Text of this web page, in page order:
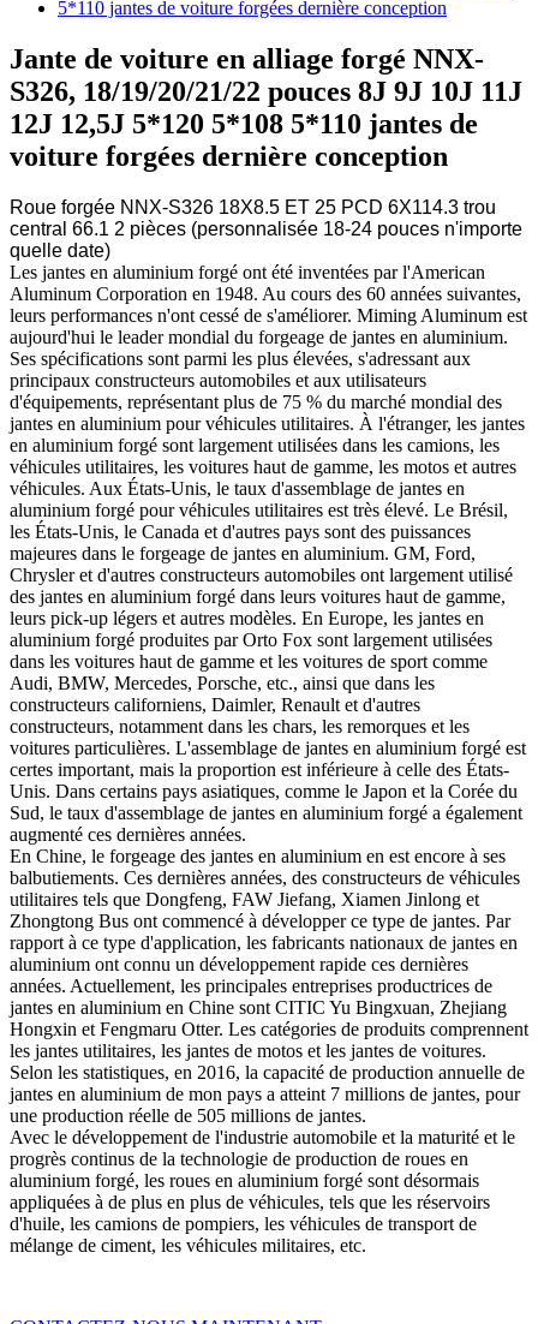
Jante de voiture en alliage forgé NNX-
S326, 18/19/20/21/22 pouces 8J 9J 10J 11J
12J 12,5J 5*120 5*108 5*110 jantes de
voiture forgées dernière conception
Roue forgée NNX-S326 18X8.5 ET 25 PCD 6X114.3 trou
central 66.1 2 pièces (personnalisée 18-24 pouces n'importe
quelle date)
Les jantes en aluminium forgé ont été inventées par l'American
Aluminum Corporation en 1948. Au cours des 60 années suivantes,
leurs performances n'ont cessé de s'améliorer. Miming Aluminum est
aujourd'hui le leader mondial du forgeage de jantes en aluminium.
Ses spécifications sont parmi les plus élevées, s'adressant aux
principaux constructeurs automobiles et aux utilisateurs
d'équipements, représentant plus de 75 % du marché mondial des
jantes en aluminium pour véhicules utilitaires. À l'étranger, les jantes
en aluminium forgé sont largement utilisées dans les camions, les
véhicules utilitaires, les voitures haut de gamme, les motos et autres
véhicules. Aux États-Unis, le taux d'assemblage de jantes en
aluminium forgé pour véhicules utilitaires est très élevé. Le Brésil,
les États-Unis, le Canada et d'autres pays sont des puissances
majeures dans le forgeage de jantes en aluminium. GM, Ford,
Chrysler et d'autres constructeurs automobiles ont largement utilisé
des jantes en aluminium forgé dans leurs voitures haut de gamme,
leurs pick-up légers et autres modèles. En Europe, les jantes en
aluminium forgé produites par Orto Fox sont largement utilisées
dans les voitures haut de gamme et les voitures de sport comme
Audi, BMW, Mercedes, Porsche, etc., ainsi que dans les
constructeurs californiens, Daimler, Renault et d'autres
constructeurs, notamment dans les chars, les remorques et les
voitures particulières. L'assemblage de jantes en aluminium forgé est
certes important, mais la proportion est inférieure à celle des États-
Unis. Dans certains pays asiatiques, comme le Japon et la Corée du
Sud, le taux d'assemblage de jantes en aluminium forgé a également
augmenté ces dernières années.
En Chine, le forgeage des jantes en aluminium en est encore à ses
balbutiements. Ces dernières années, des constructeurs de véhicules
utilitaires tels que Dongfeng, FAW Jiefang, Xiamen Jinlong et
Zhongtong Bus ont commencé à développer ce type de jantes. Par
rapport à ce type d'application, les fabricants nationaux de jantes en
aluminium ont connu un développement rapide ces dernières
années. Actuellement, les principales entreprises productrices de
jantes en aluminium en Chine sont CITIC Yu Bingxuan, Zhejiang
Hongxin et Fengmaru Otter. Les catégories de produits comprennent
les jantes utilitaires, les jantes de motos et les jantes de voitures.
Selon les statistiques, en 2016, la capacité de production annuelle de
jantes en aluminium de mon pays a atteint 7 millions de jantes, pour
une production réelle de 505 millions de jantes.
Avec le développement de l'industrie automobile et la maturité et le
progrès continus de la technologie de production de roues en
aluminium forgé, les roues en aluminium forgé sont désormais
appliquées à de plus en plus de véhicules, tels que les réservoirs
d'huile, les camions de pompiers, les véhicules de transport de
mélange de ciment, les véhicules militaires, etc.